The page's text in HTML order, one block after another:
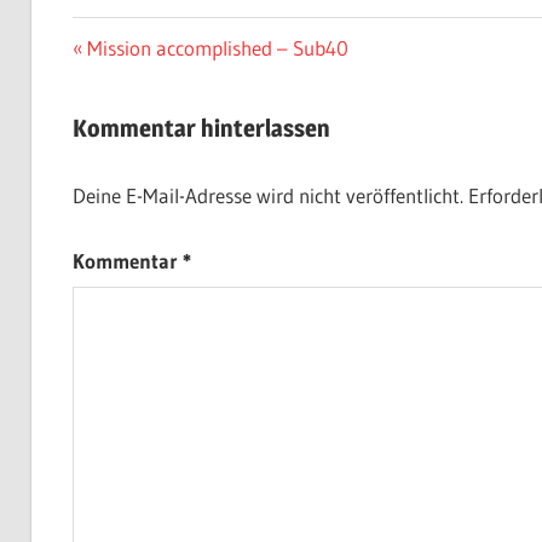
Beitragsnavigation
Vorheriger
Mission accomplished – Sub40
Kommentar hinterlassen
Deine E-Mail-Adresse wird nicht veröffentlicht.
Kommentar*